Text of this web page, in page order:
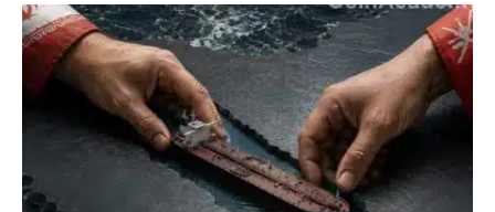
Ormuz : l’Iran annonce un accord avec Oman sur une